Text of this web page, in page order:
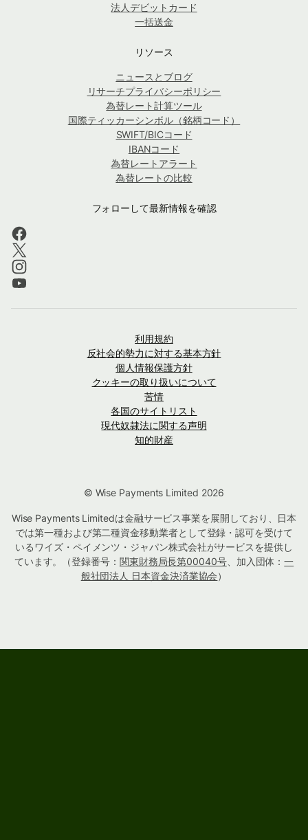
法人デビットカード
一括送金
リソース
ニュースとブログ
リサーチプライバシーポリシー
為替レート計算ツール
国際ティッカーシンボル（銘柄コード）
SWIFT/BICコード
IBANコード
為替レートアラート
為替レートの比較
フォローして最新情報を確認
利用規約
反社会的勢力に対する基本方針
個人情報保護方針
クッキーの取り扱いについて
苦情
各国のサイトリスト
現代奴隷法に関する声明
知的財産
© Wise Payments Limited 2026
Wise Payments Limitedは金融サービス事業を展開しており、日本
では第一種および第二種資金移動業者として登録・認可を受けて
いるワイズ・ペイメンツ・ジャパン株式会社がサービスを提供し
ています。（登録番号： 関東財務局長第00040号、加入団体：一
般社団法人 日本資金決済業協会）